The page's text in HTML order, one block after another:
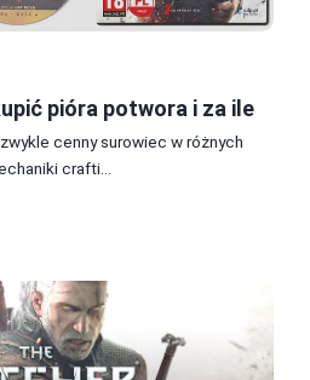
pióra potwora i za ile
cenny surowiec w różnych
crafti...